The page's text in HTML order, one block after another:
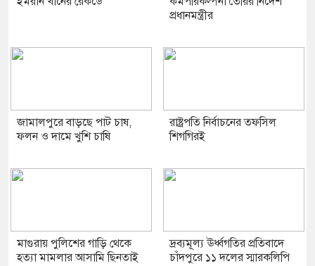
প্রধানমন্ত্রীর
জামালপুরে বাড়ছে পাট চাষ,
ফলন ও দামে খুশি চাষি
রাষ্ট্রপতি নির্বাচনের তফসিল
শিগগিরই
মাগুরায় পুলিশের গাড়ি থেকে
হত্যা মামলার আসামি ছিনতাই
দ্রব্যমূল্য ঊর্ধ্বগতির প্রতিবাদে
চাঁদপুরে ১১ দলের স্মারকলিপি